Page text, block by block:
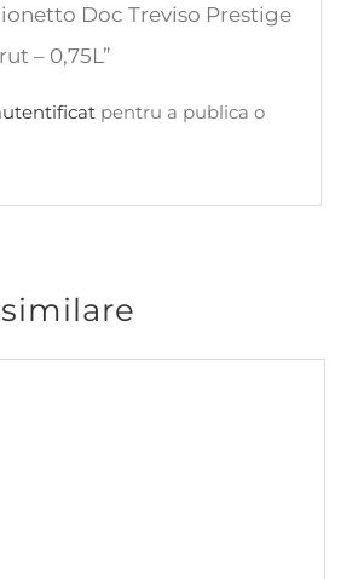
Doc Treviso Prestige
– 0,75L”
pentru a publica o